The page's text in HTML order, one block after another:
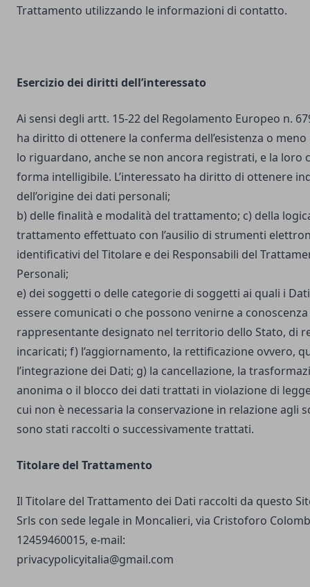
Trattamento utilizzando le informazioni di contatto.
Esercizio dei diritti dell’interessato
Ai sensi degli artt. 15-22 del Regolamento Europeo n.
ha diritto di ottenere la conferma dell’esistenza o
lo riguardano, anche se non ancora registrati, e la loro
forma intelligibile. L’interessato ha diritto di ottenere
dell’origine dei dati personali;
b) delle finalità e modalità del trattamento; c) della
trattamento effettuato con l’ausilio di strumenti
identificativi del Titolare e dei Responsabili del
Personali;
e) dei soggetti o delle categorie di soggetti ai quali i
essere comunicati o che possono venirne a
rappresentante designato nel territorio dello Stato, di
incaricati; f) l’aggiornamento, la rettificazione ovvero,
l’integrazione dei Dati; g) la cancellazione, la
anonima o il blocco dei dati trattati in violazione di
cui non è necessaria la conservazione in relazione agli
sono stati raccolti o successivamente trattati.
Titolare del Trattamento
Il Titolare del Trattamento dei Dati raccolti da questo
Srls con sede legale in Moncalieri, via Cristoforo
12459460015, e-mail:
privacypolicyitalia@gmail.com